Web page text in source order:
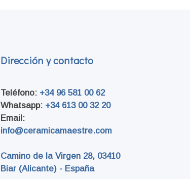
Dirección y contacto
Teléfono: +34 96 581 00 62
Whatsapp: +34 613 00 32 20
Email:
info@ceramicamaestre.com
Camino de la Virgen 28, 03410
Biar (Alicante) - España